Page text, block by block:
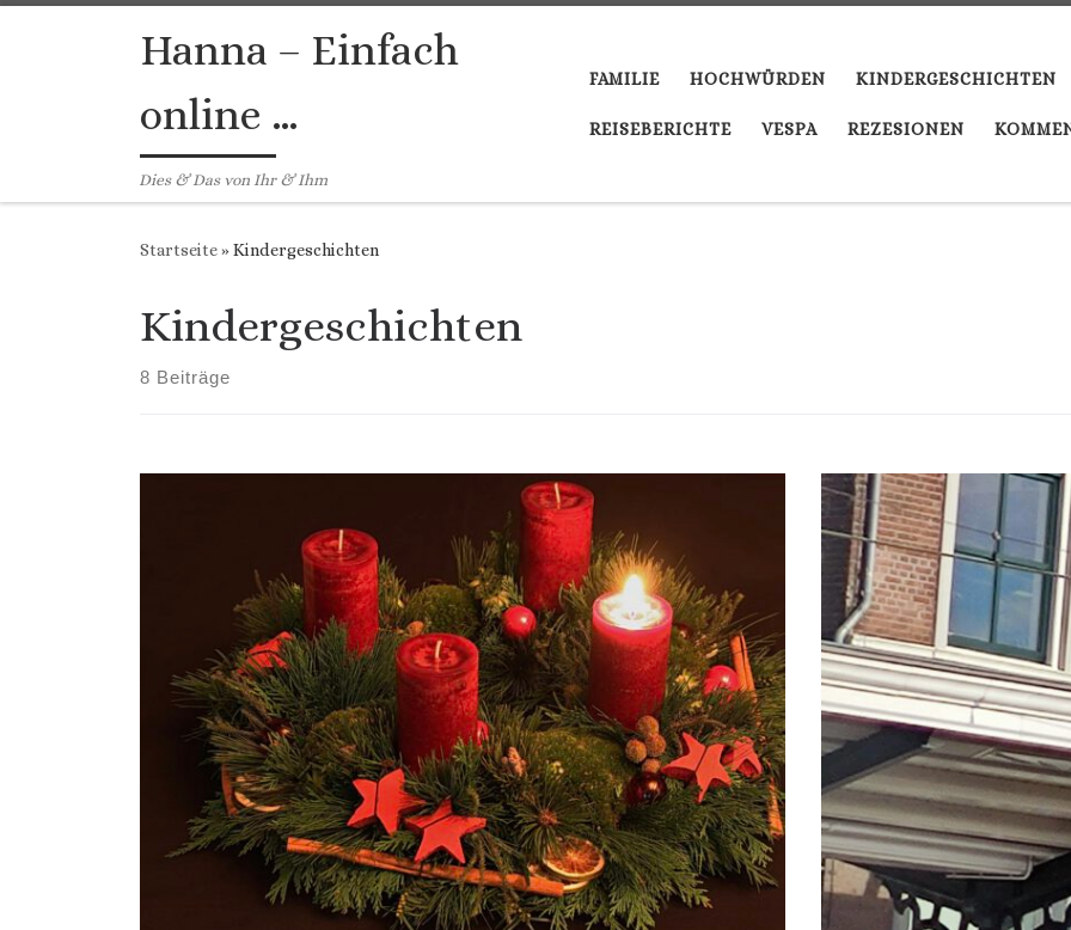
Zum Inhalt springenHanna – Einfach
online …
Dies & Das von Ihr & Ihm
FAMILIE HOCHWÜRDEN KINDERGESCHICHTEN
REISEBERICHTE VESPA REZESIONEN
Startseite»Kindergeschichten
Kindergeschichten
8 Beiträge